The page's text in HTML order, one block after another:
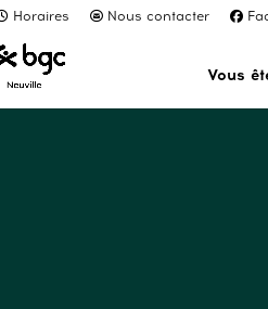
Horaires Nous contacter
Vous